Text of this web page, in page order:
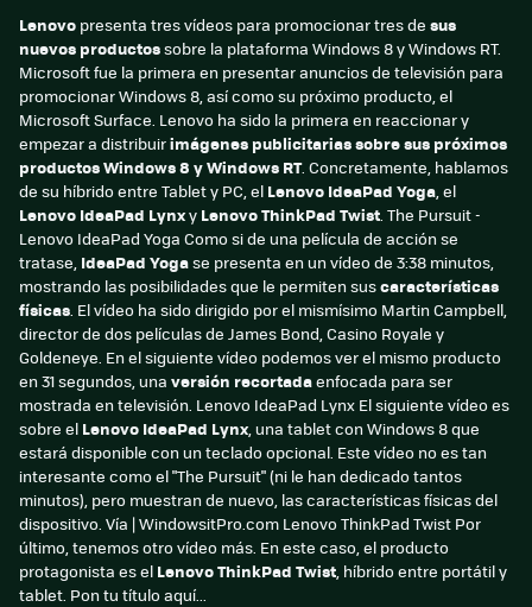
Lenovo presenta tres vídeos para promocionar tres de sus
nuevos productossobre la plataforma Windows 8 y Windows RT.
Microsoft fue la primera en presentar anuncios de televisión para
promocionar Windows 8, así como su próximo producto, el
Microsoft Surface. Lenovo ha sido la primera en reaccionar y
empezar a distribuirimágenes publicitarias sobre sus próximos
productos Windows 8 y Windows RT. Concretamente, hablamos
de su híbrido entre Tablet y PC, el Lenovo IdeaPad Yoga, el
Lenovo IdeaPad Lynxy Lenovo ThinkPad Twist. The Pursuit -
Lenovo IdeaPad Yoga Como si de una película de acción se
tratase, IdeaPad Yogase presenta en un vídeo de 3:38 minutos,
mostrando las posibilidades que le permiten suscaracterísticas
físicas. El vídeo ha sido dirigido por el mismísimo Martin Campbell,
director de dos películas de James Bond, Casino Royale y
Goldeneye. En el siguiente vídeo podemos ver el mismo producto
en 31 segundos, una versión recortadaenfocada para ser
mostrada en televisión. Lenovo IdeaPad Lynx El siguiente vídeo es
sobre el Lenovo IdeaPad Lynx, una tablet con Windows 8 que
estará disponible con un teclado opcional. Este vídeo no es tan
interesante como el "The Pursuit" (ni le han dedicado tantos
minutos), pero muestran de nuevo, las características físicas del
dispositivo. Vía | WindowsitPro.com Lenovo ThinkPad Twist Por
último, tenemos otro vídeo más. En este caso, el producto
protagonista es el Lenovo ThinkPad Twist, híbrido entre portátil y
tablet. Pon tu título aquí...